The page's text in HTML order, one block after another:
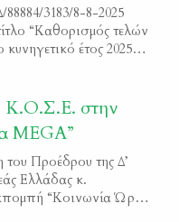
3183/8-8-2025
“Καθορισμός τελών
έτος 2025-
Κ.Ο.Σ.Ε. στην
MEGA”
Προέδρου της Δ’
Ελλάδας κ.
“Κοινωνία Ώρα